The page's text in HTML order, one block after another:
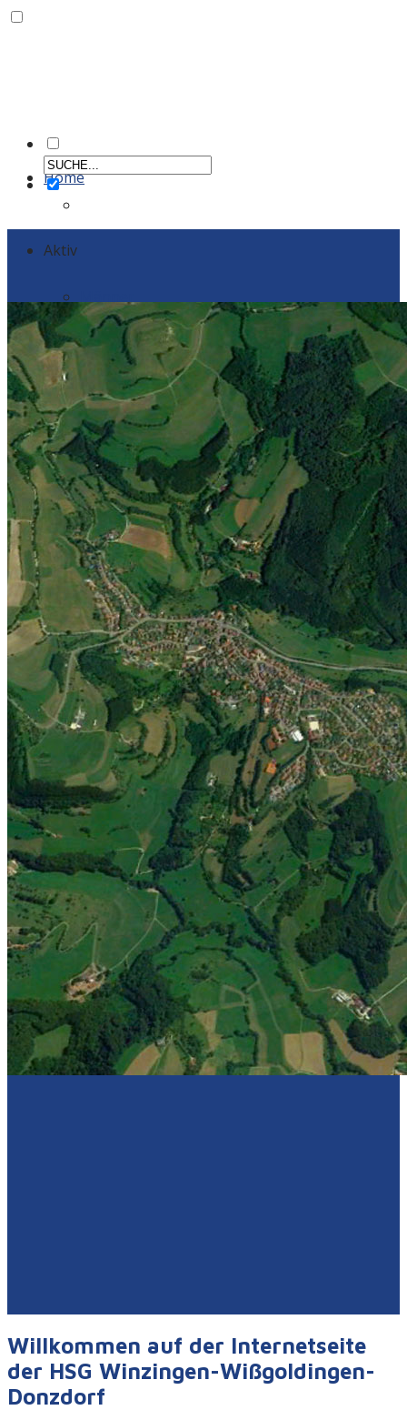
Home
Aktiv
Einzelportraits Männer 1
Frauen
Einzelportraits Frauen1
Schiedsrichter
Vereinskollektion
Jugend
Männlich
Weiblich
Minis
Vereinskollektion
Vereine
Förderverein
Handball Förderverein
Ausschuss
Kontakt
Beitrittsformular
Sponsoren
Kontakt
Kontakt mit uns
Vereine und Sporthallen
Impressum & Datenschutz
Download
Willkommen auf der Internetseite
der HSG Winzingen-Wißgoldingen-
Donzdorf